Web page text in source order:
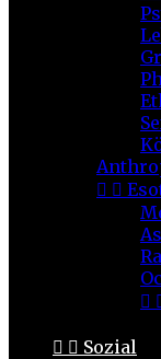
 

  Sozial